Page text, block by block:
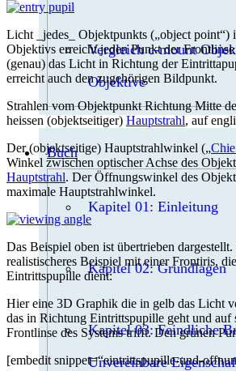
Vergleich c-mount
Objektive
Buch
Kapitel 01: Einleitung
Kapitel 02: Grundlagen
Kapitel 03: Feindliche
Unvereinbare
Licht _jedes_ Objektpunkts („object point“)
Objektivs erreicht jeden Punkt der
(genau) das Licht in Richtung der
erreicht auch den zugehörigen Bildpunkt.
Strahlen vom Objektpunkt Richtung Mitte
heissen (objektseitiger) Hauptstrahl, auf
Der (objektseitige) Hauptstrahlwinkel („
Winkel zwischen optischer Achse des
Hauptstrahl. Der Öffnungswinkel des
maximale Hauptstrahlwinkel.
Das Beispiel oben ist übertrieben
realistischeres Beispiel mit einer Frontiris,
Eintrittspupille dient:
Hier eine 3D Graphik die in gelb das Licht
das in Richtung Eintrittspupille geht und auf
Frontlinse des Systems trifft. Den grünen
[embedit snippet=“eintrittspupille-und-